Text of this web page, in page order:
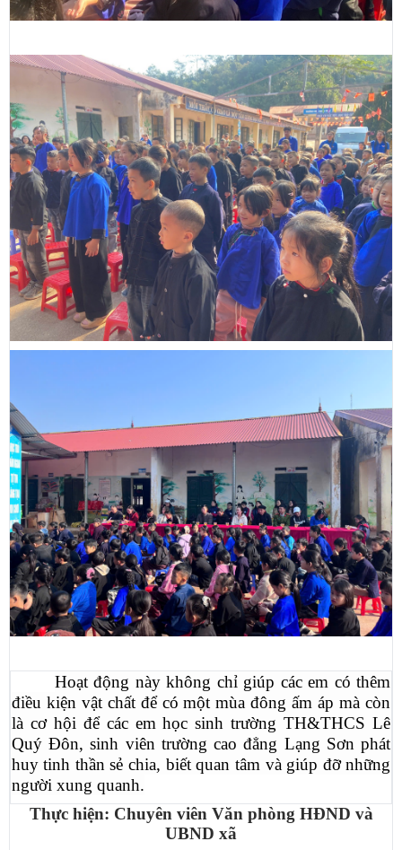
Hoạt động này không chỉ giúp các em có thêm
điều kiện vật chất để có một mùa đông ấm áp mà còn
là cơ hội để các em học sinh trường TH&THCS Lê
Quý Đôn, sinh viên trường cao đẳng Lạng Sơn phát
huy tinh thần sẻ chia, biết quan tâm và giúp đỡ những
người xung quanh.
Thực hiện: Chuyên viên Văn phòng HĐND và
UBND xã